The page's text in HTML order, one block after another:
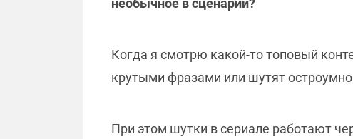
необычное в сценарии?
Когда я смотрю какой-то топовый
крутыми фразами или шутят
При этом шутки в сериале работают